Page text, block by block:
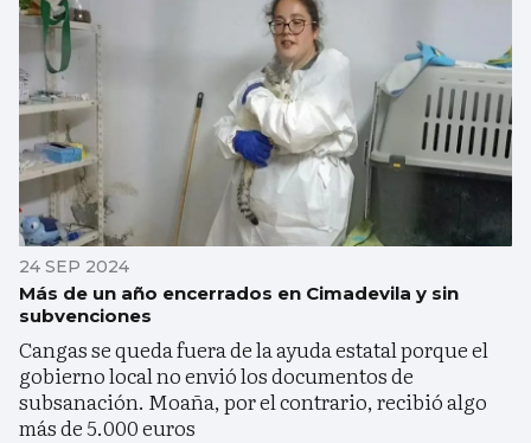
24 SEP 2024
Más de un año encerrados en Cimadevila y sin
subvenciones
Cangas se queda fuera de la ayuda estatal porque el
gobierno local no envió los documentos de
subsanación. Moaña, por el contrario, recibió algo
más de 5.000 euros